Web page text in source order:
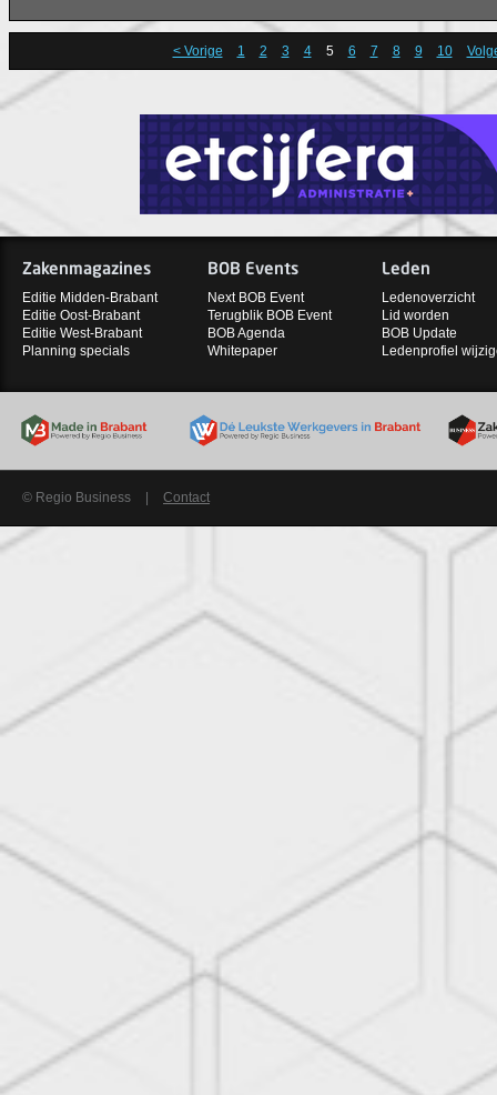
< Vorige 1 2 3 4 5 6 7 8 9 10
Zakenmagazines
Editie Midden-Brabant
Editie Oost-Brabant
Editie West-Brabant
Planning specials
BOB Events
Next BOB Event
Terugblik BOB Event
BOB Agenda
Whitepaper
Leden
Ledenoverzicht
Lid worden
BOB Update
Ledenprofiel
© Regio Business Contact